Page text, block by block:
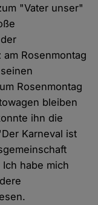
"Vater unser"
Rosenmontag
Rosenmontag
bleiben
ihn die
Karneval ist
habe mich